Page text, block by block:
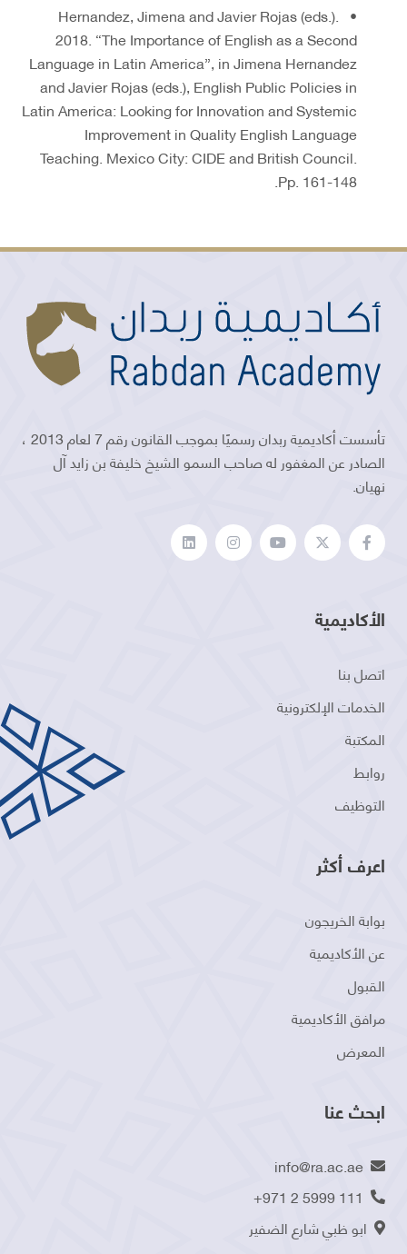
• Hernandez, Jimena and Javier Rojas (eds.).
2018. “The Importance of English as a Second
Language in Latin America”, in Jimena Hernandez
and Javier Rojas (eds.), English Public Policies in
Latin America: Looking for Innovation and Systemic
Improvement in Quality English Language
Teaching. Mexico City: CIDE and British Council.
Pp. 161-148.
تأسست أكاديمية ربدان رسميًا بموجب القانون رقم 7 لعام 2013 ،
الصادر عن المغفور له صاحب السمو الشيخ خليفة بن زايد آل
نهيان.
الأكاديمية
اتصل بنا
الخدمات الإلكترونية
المكتبة
روابط
التوظيف
اعرف أكثر
بوابة الخريجون
عن الأكاديمية
القبول
مرافق الأكاديمية
المعرض
ابحث عنا
info@ra.ac.ae
+971 2 5999 111
ابو ظبي شارع الضفير